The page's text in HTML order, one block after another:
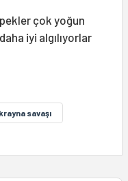
çok yoğun
iyi algılıyorlar
savaşı